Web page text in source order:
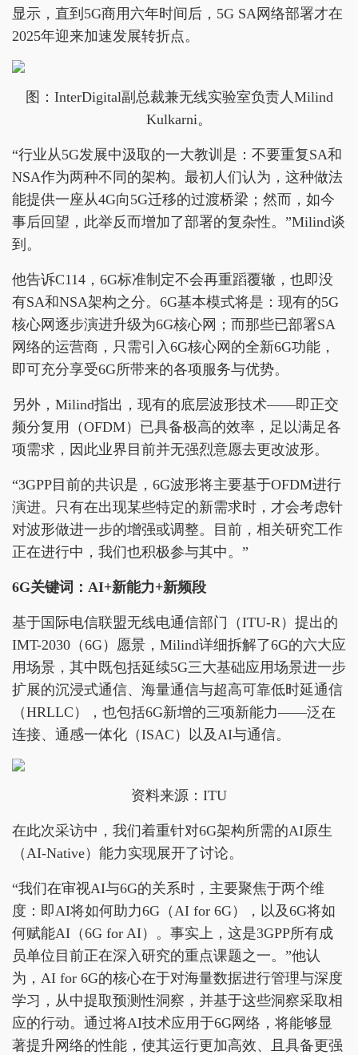
显示，直到5G商用六年时间后，5G SA网络部署才在
2025年迎来加速发展转折点。
图：InterDigital副总裁兼无线实验室负责人Milind
Kulkarni。
“行业从5G发展中汲取的一大教训是：不要重复SA和
NSA作为两种不同的架构。最初人们认为，这种做法
能提供一座从4G向5G迁移的过渡桥梁；然而，如今
事后回望，此举反而增加了部署的复杂性。”Milind谈
到。
他告诉C114，6G标准制定不会再重蹈覆辙，也即没
有SA和NSA架构之分。6G基本模式将是：现有的5G
核心网逐步演进升级为6G核心网；而那些已部署SA
网络的运营商，只需引入6G核心网的全新6G功能，
即可充分享受6G所带来的各项服务与优势。
另外，Milind指出，现有的底层波形技术——即正交
频分复用（OFDM）已具备极高的效率，足以满足各
项需求，因此业界目前并无强烈意愿去更改波形。
“3GPP目前的共识是，6G波形将主要基于OFDM进行
演进。只有在出现某些特定的新需求时，才会考虑针
对波形做进一步的增强或调整。目前，相关研究工作
正在进行中，我们也积极参与其中。”
6G关键词：AI+新能力+新频段
基于国际电信联盟无线电通信部门（ITU-R）提出的
IMT-2030（6G）愿景，Milind详细拆解了6G的六大应
用场景，其中既包括延续5G三大基础应用场景进一步
扩展的沉浸式通信、海量通信与超高可靠低时延通信
（HRLLC），也包括6G新增的三项新能力——泛在
连接、通感一体化（ISAC）以及AI与通信。
资料来源：ITU
在此次采访中，我们着重针对6G架构所需的AI原生
（AI-Native）能力实现展开了讨论。
“我们在审视AI与6G的关系时，主要聚焦于两个维
度：即AI将如何助力6G（AI for 6G），以及6G将如
何赋能AI（6G for AI）。事实上，这是3GPP所有成
员单位目前正在深入研究的重点课题之一。”他认
为，AI for 6G的核心在于对海量数据进行管理与深度
学习，从中提取预测性洞察，并基于这些洞察采取相
应的行动。通过将AI技术应用于6G网络，将能够显
著提升网络的性能，使其运行更加高效、且具备更强